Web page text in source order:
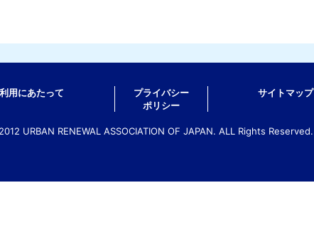
用にあたって
プライバシー
ポリシー
サイトマップ
URBAN RENEWAL ASSOCIATION OF JAPAN. ALL Rights Reserved.